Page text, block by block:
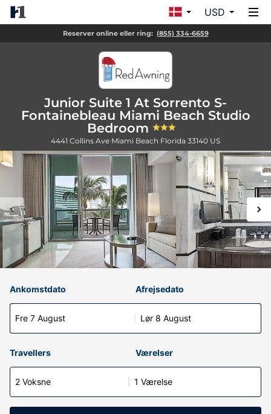
USD
Reserver online eller ring: (855) 334-6659
Junior Suite 1 At Sorrento S-
Fontainebleau Miami Beach Studio
Bedroom
4441 Collins Ave Miami Beach Florida 33140 US
Ankomstdato
Fre 7 August
Afrejsedato
Lør 8 August
Travellers Værelser
2 Voksne 1 Værelse